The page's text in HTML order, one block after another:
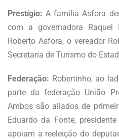
Prestígio: A família Asfora
com a governadora
Roberto Asfora, o vereador
Secretaria de Turismo do
Federação: Robertinho, ao
parte da federação União
Ambos são aliados de
Eduardo da Fonte,
apoiam a reeleição do